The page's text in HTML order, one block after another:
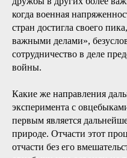
когда военная
стран достигла своего
важными делами»,
сотрудничество в деле
войны.
Какие же направления
эксперимента с
первым является
природе. Отчасти этот
отчасти без его